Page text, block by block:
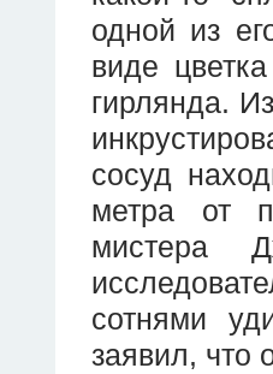
одной из
виде
гирлянда.
сосуд
метра от
мистера
сотнями
заявил, что